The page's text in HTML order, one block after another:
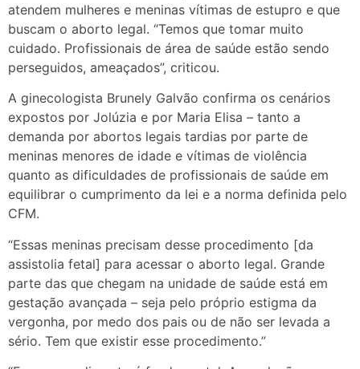
atendem mulheres e meninas vítimas de estupro e que
buscam o aborto legal. “Temos que tomar muito
cuidado. Profissionais de área de saúde estão sendo
perseguidos, ameaçados”, criticou.
A ginecologista Brunely Galvão confirma os cenários
expostos por Jolúzia e por Maria Elisa – tanto a
demanda por abortos legais tardias por parte de
meninas menores de idade e vítimas de violência
quanto as dificuldades de profissionais de saúde em
equilibrar o cumprimento da lei e a norma definida pelo
CFM.
“Essas meninas precisam desse procedimento [da
assistolia fetal] para acessar o aborto legal. Grande
parte das que chegam na unidade de saúde está em
gestação avançada – seja pelo próprio estigma da
vergonha, por medo dos pais ou de não ser levada a
sério. Tem que existir esse procedimento.”